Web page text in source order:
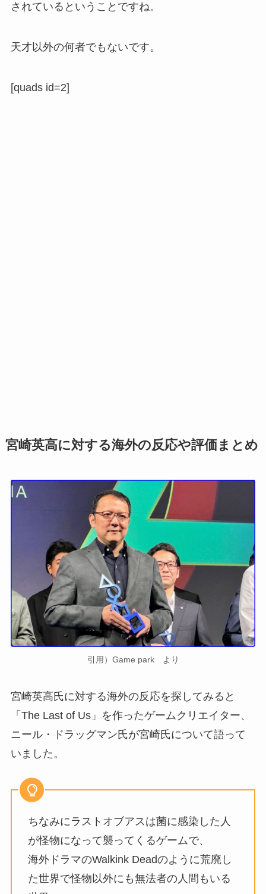
されているということですね。
天才以外の何者でもないです。
[quads id=2]
宮崎英高に対する海外の反応や評価まとめ
引用）Game park より
宮崎英高氏に対する海外の反応を探してみると
「The Last of Us」を作ったゲームクリエイター、
ニール・ドラッグマン氏が宮崎氏について語って
いました。
ちなみにラストオブアスは菌に感染した人
が怪物になって襲ってくるゲームで、
海外ドラマのWalkink Deadのように荒廃し
た世界で怪物以外にも無法者の人間もいる